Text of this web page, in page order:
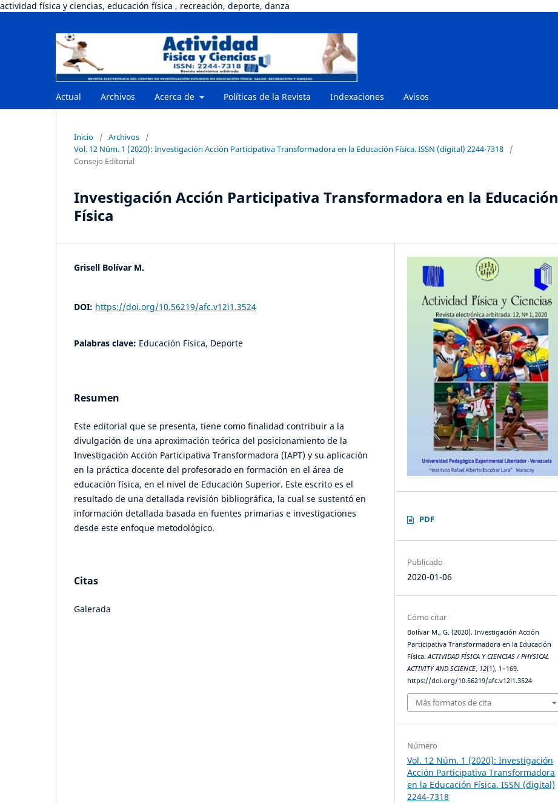
actividad física y ciencias, educación física , recreación, deporte, danza
Actual Archivos Acerca de Políticas de la Revista Indexaciones Avisos
Inicio / Archivos
/
Vol. 12 Núm. 1 (2020): Investigación Acción Participativa Transformadora en la Educación Física. ISSN (digital) 2244-7318
/
Consejo Editorial
Investigación Acción Participativa Transformadora en la Educación
Física
Grisell Bolívar M.
DOI: https://doi.org/10.56219/afc.v12i1.3524
Palabras clave: Educación Física, Deporte
Resumen
Este editorial que se presenta, tiene como finalidad contribuir a la
divulgación de una aproximación teórica del posicionamiento de la
Investigación Acción Participativa Transformadora (IAPT) y su aplicación
en la práctica docente del profesorado en formación en el área de
educación física, en el nivel de Educación Superior. Este escrito es el
resultado de una detallada revisión bibliográfica, la cual se sustentó en
información detallada basada en fuentes primarias e investigaciones
desde este enfoque metodológico.
Citas
Galerada
PDF
Publicado
2020-01-06
Cómo citar
Bolívar M., G. (2020). Investigación Acción
Participativa Transformadora en la Educación
Física.ACTIVIDAD FÍSICA Y CIENCIAS / PHYSICAL
ACTIVITY AND SCIENCE, 12(1), 1–169.
https://doi.org/10.56219/afc.v12i1.3524
Más formatos de cita
Número
Vol. 12 Núm. 1 (2020): Investigación
Acción Participativa Transformadora
en la Educación Física. ISSN (digital)
2244-7318